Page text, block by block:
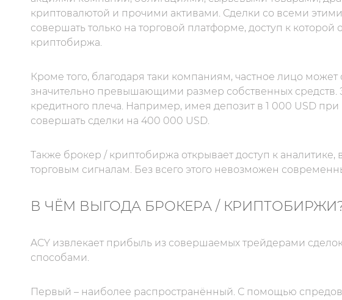
криптовалютой и прочими активами. Сделки со всеми
совершать только на торговой платформе, доступ к
криптобиржа.
Кроме того, благодаря таки компаниям, частное лицо
значительно превышающими размер собственных средств.
кредитного плеча. Например, имея депозит в 1 000 USD
совершать сделки на 400 000 USD.
Также брокер / криптобиржа открывает доступ к
торговым сигналам. Без всего этого невозможен
В ЧЁМ ВЫГОДА БРОКЕРА /
ACY извлекает прибыль из совершаемых трейдерами
способами.
Первый – наиболее распространённый. С помощью